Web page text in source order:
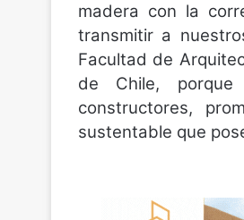
madera con la
transmitir a
Facultad de
de Chile, porque
constructores,
sustentable que